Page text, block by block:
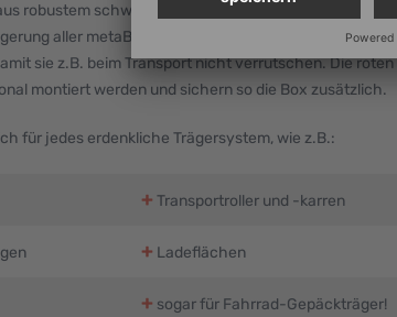
robustem schwarzem ABS ist eine universelle
aller metaBOXen z.B. beim Transport. Auf Ihr
sie z.B. beim Transport nicht verrutschen. Die roten
montiert werden und sichern so die Box zusätzlich.
für jedes erdenkliche Trägersystem, wie z.B.:
+ Transportroller und -karren
+ Ladeflächen
+ sogar für Fahrrad-Gepäckträger!